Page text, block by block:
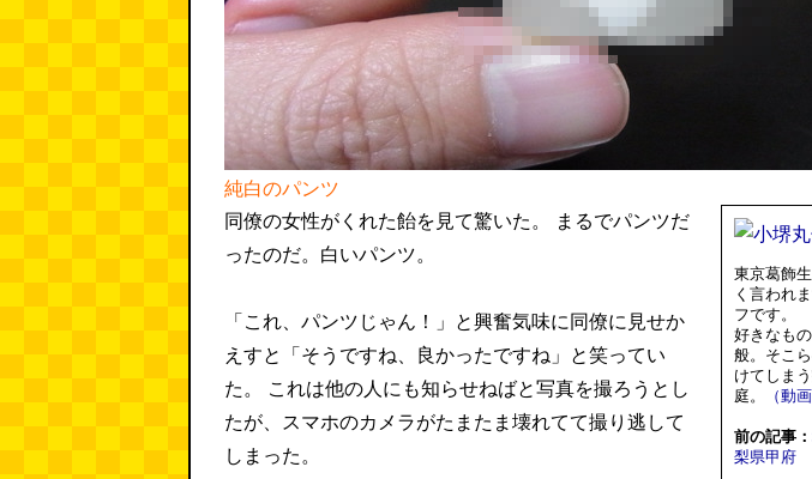
純白のパンツ
同僚の女性がくれた飴を見て驚いた。 まるでパンツだ
ったのだ。白いパンツ。
「これ、パンツじゃん！」と興奮気味に同僚に見せか
えすと「そうですね、良かったですね」と笑ってい
た。 これは他の人にも知らせねばと写真を撮ろうとし
たが、スマホのカメラがたまたま壊れてて撮り逃して
しまった。
東京葛飾
く言われ
フです。
好きなも
般。そこ
けてしま
庭。
（動
前の記事：
梨県甲府